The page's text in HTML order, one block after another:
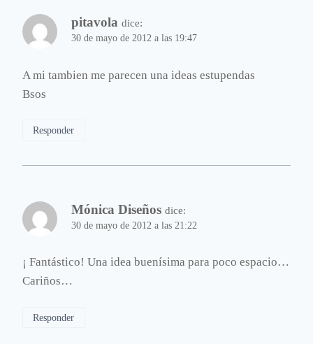
pitavola dice:
30 de mayo de 2012 a las 19:47
A mi tambien me parecen una ideas estupendas
Bsos
Responder
Mónica Diseños dice:
30 de mayo de 2012 a las 21:22
¡ Fantástico! Una idea buenísima para poco espacio…
Cariños…
Responder